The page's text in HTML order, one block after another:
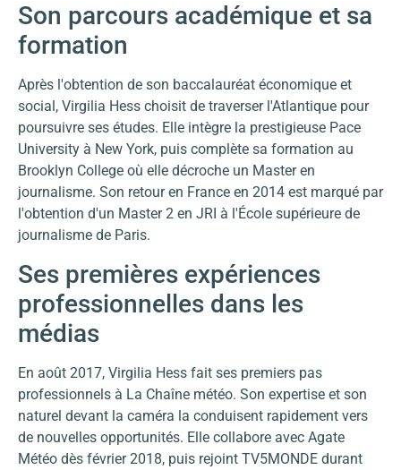
Son parcours académique et sa
formation
Après l'obtention de son baccalauréat économique et
social, Virgilia Hess choisit de traverser l'Atlantique pour
poursuivre ses études. Elle intègre la prestigieuse Pace
University à New York, puis complète sa formation au
Brooklyn College où elle décroche un Master en
journalisme. Son retour en France en 2014 est marqué par
l'obtention d'un Master 2 en JRI à l'École supérieure de
journalisme de Paris.
Ses premières expériences
professionnelles dans les
médias
En août 2017, Virgilia Hess fait ses premiers pas
professionnels à La Chaîne météo. Son expertise et son
naturel devant la caméra la conduisent rapidement vers
de nouvelles opportunités. Elle collabore avec Agate
Météo dès février 2018, puis rejoint TV5MONDE durant